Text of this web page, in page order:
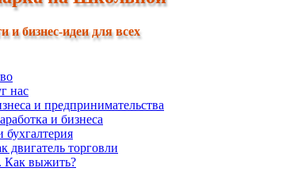
и бизнес-идеи для всех
нас
и предпринимательства
и бизнеса
двигатель торговли
Как выжить?